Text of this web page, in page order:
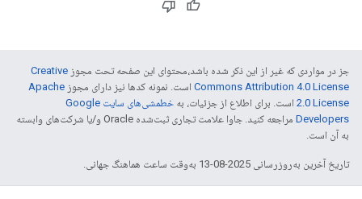
جز در مواردی که غیر از این ذکر شده باشد،‌محتوای این صفحه تحت مجوز Creative
Commons Attribution 4.0 License است. نمونه کدها نیز دارای مجوز Apache
2.0 License است. برای اطلاع از جزئیات، به
خطمشی‌های سایت Google
Developers‏
مراجعه کنید. جاوا علامت تجاری ثبت‌شده Oracle و/یا شرکت‌های وابسته
به آن است.
تاریخ آخرین به‌روزرسانی 2025-08-13 به‌وقت ساعت هماهنگ جهانی.